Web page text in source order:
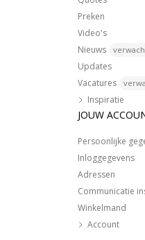
Preken
Video's
Nieuws
Updates
Vacatures
Inspiratie
JOUW
Persoonlijke
Inloggegevens
Adressen
Communicatie
Winkelmand
Account